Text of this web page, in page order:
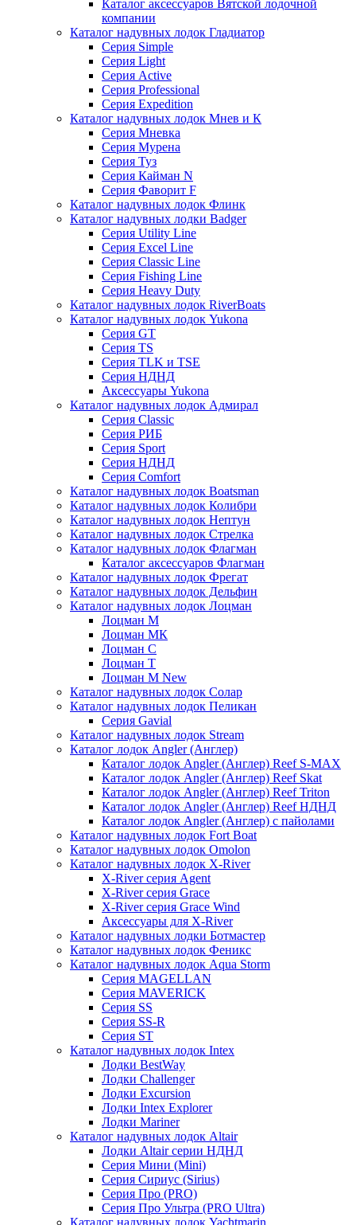
Каталог аксессуаров Вятской лодочной
компании
Каталог надувных лодок Гладиатор
Серия Simple
Серия Light
Серия Active
Серия Professional
Серия Expedition
Каталог надувных лодок Мнев и К
Серия Мневка
Серия Мурена
Серия Туз
Серия Кайман N
Серия Фаворит F
Каталог надувных лодок Флинк
Каталог надувных лодки Badger
Серия Utility Line
Серия Excel Line
Серия Classic Line
Серия Fishing Line
Серия Heavy Duty
Каталог надувных лодок RiverBoats
Каталог надувных лодок Yukona
Серия GT
Серия TS
Серия TLK и TSE
Серия НДНД
Аксессуары Yukona
Каталог надувных лодок Адмирал
Серия Classic
Серия РИБ
Серия Sport
Серия НДНД
Серия Comfort
Каталог надувных лодок Boatsman
Каталог надувных лодок Колибри
Каталог надувных лодок Нептун
Каталог надувных лодок Стрелка
Каталог надувных лодок Флагман
Каталог аксессуаров Флагман
Каталог надувных лодок Фрегат
Каталог надувных лодок Дельфин
Каталог надувных лодок Лоцман
Лоцман М
Лоцман МК
Лоцман С
Лоцман Т
Лоцман М New
Каталог надувных лодок Солар
Каталог надувных лодок Пеликан
Серия Gavial
Каталог надувных лодок Stream
Каталог лодок Angler (Англер)
Каталог лодок Angler (Англер) Reef S-MAX
Каталог лодок Angler (Англер) Reef Skat
Каталог лодок Angler (Англер) Reef Triton
Каталог лодок Angler (Англер) Reef НДНД
Каталог лодок Angler (Англер) с пайолами
Каталог надувных лодок Fort Boat
Каталог надувных лодок Omolon
Каталог надувных лодок X-River
X-River серия Agent
X-River серия Grace
X-River серия Grace Wind
Аксессуары для X-River
Каталог надувных лодки Ботмастер
Каталог надувных лодок Феникc
Каталог надувных лодок Aqua Storm
Серия MAGELLAN
Серия MAVERICK
Серия SS
Серия SS-R
Серия ST
Каталог надувных лодок Intex
Лодки BestWay
Лодки Challenger
Лодки Excursion
Лодки Intex Explorer
Лодки Mariner
Каталог надувных лодок Altair
Лодки Altair серии НДНД
Серия Мини (Mini)
Серия Сириус (Sirius)
Серия Про (PRO)
Серия Про Ультра (PRO Ultra)
Каталог надувных лодок Yachtmarin